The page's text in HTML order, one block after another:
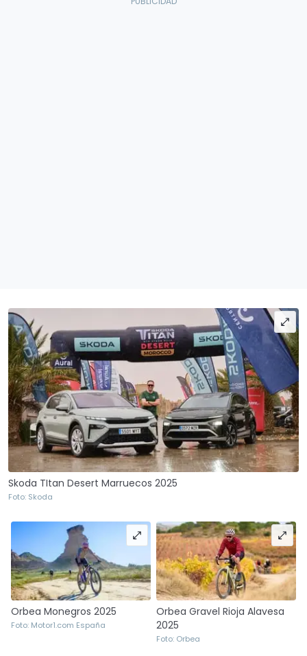
Skoda TItan Desert Marruecos 2025
Foto: Skoda
Orbea Monegros 2025
Foto: Motor1.com España
Orbea Gravel Rioja Alavesa
2025
Foto: Orbea